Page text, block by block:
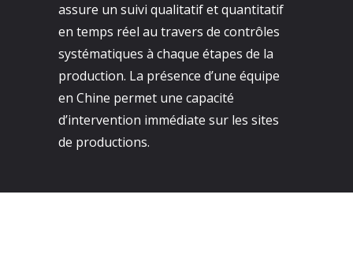
assure un suivi qualitatif et quantitatif
en temps réel au travers de contrôles
systématiques à chaque étapes de la
production. La présence d’une équipe
en Chine permet une capacité
d’intervention immédiate sur les sites
de productions.